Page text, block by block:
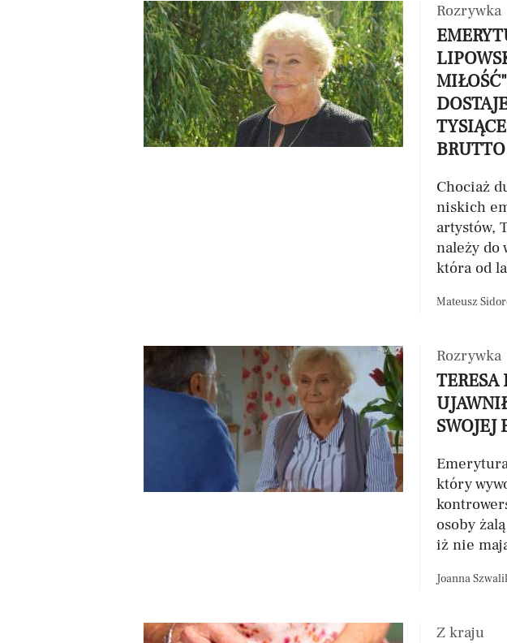
Rozrywka
Chociaż
niskich
artystów,
należy do
która od
Mateusz
Rozrywka
TERESA
SWOJEJ
który
osoby
iż nie
Joanna
Z kraju